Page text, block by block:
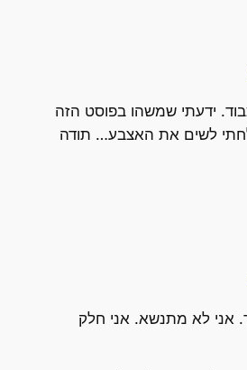
ידעתי שמשהו בפוסט הזה
לשים את האצבע… תודה
אני לא מתנשא. אני חלק